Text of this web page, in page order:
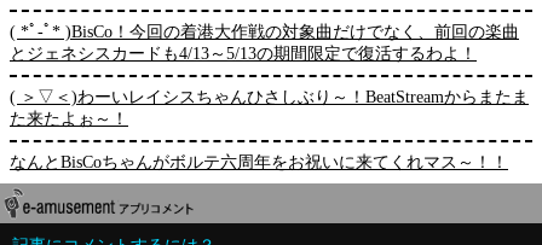
( *ﾟ-ﾟ* )BisCo！今回の着港大作戦の対象曲だけでなく、前回の楽曲
とジェネシスカードも4/13～5/13の期間限定で復活するわよ！
( ＞▽＜)わーいレイシスちゃんひさしぶり～！BeatStreamからまたま
た来たよぉ～！
なんとBisCoちゃんがボルテ六周年をお祝いに来てくれマス～！！